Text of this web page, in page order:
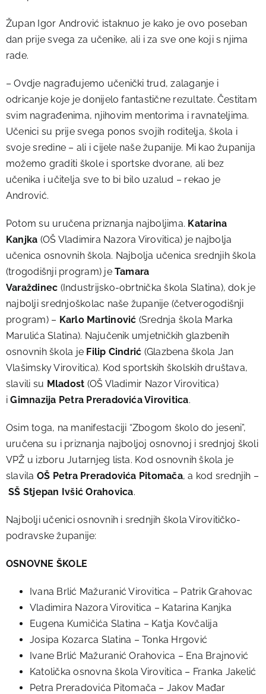
Župan Igor Andrović istaknuo je kako je ovo poseban
dan prije svega za učenike, ali i za sve one koji s njima
rade.
– Ovdje nagrađujemo učenički trud, zalaganje i
odricanje koje je donijelo fantastične rezultate. Čestitam
svim nagrađenima, njihovim mentorima i ravnateljima.
Učenici su prije svega ponos svojih roditelja, škola i
svoje sredine – ali i cijele naše županije. Mi kao županija
možemo graditi škole i sportske dvorane, ali bez
učenika i učitelja sve to bi bilo uzalud – rekao je
Andrović.
Potom su uručena priznanja najboljima. Katarina
Kanjka (OŠ Vladimira Nazora Virovitica) je najbolja
učenica osnovnih škola. Najbolja učenica srednjih škola
(trogodišnji program) je Tamara
Varaždinec (Industrijsko-obrtnička škola Slatina), dok je
najbolji srednjoškolac naše županije (četverogodišnji
program) – Karlo Martinović (Srednja škola Marka
Marulića Slatina). Najučenik umjetničkih glazbenih
osnovnih škola je Filip Cindrić (Glazbena škola Jan
Vlašimsky Virovitica). Kod sportskih školskih društava,
slavili su Mladost (OŠ Vladimir Nazor Virovitica)
iGimnazija Petra Preradovića Virovitica.
Osim toga, na manifestaciji “Zbogom školo do jeseni”,
uručena su i priznanja najboljoj osnovnoj i srednjoj školi
VPŽ u izboru Jutarnjeg lista. Kod osnovnih škola je
slavila OŠ Petra Preradovića Pitomača, a kod srednjih –
SŠ Stjepan Ivšić Orahovica.
Najbolji učenici osnovnih i srednjih škola Virovitičko-
podravske županije:
OSNOVNE ŠKOLE
Ivana Brlić Mažuranić Virovitica – Patrik Grahovac
Vladimira Nazora Virovitica – Katarina Kanjka
Eugena Kumičića Slatina – Katja Kovčalija
Josipa Kozarca Slatina – Tonka Hrgović
Ivane Brlić Mažuranić Orahovica – Ena Brajnović
Katolička osnovna škola Virovitica – Franka Jakelić
Petra Preradovića Pitomača – Jakov Mađar